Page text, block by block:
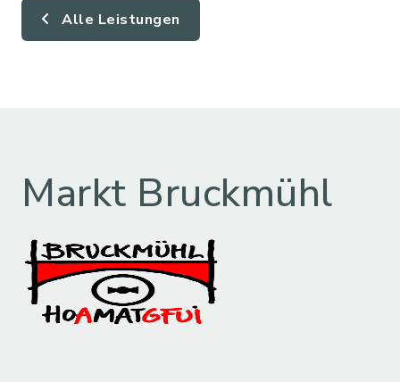
Alle Leistungen
Markt Bruckmühl